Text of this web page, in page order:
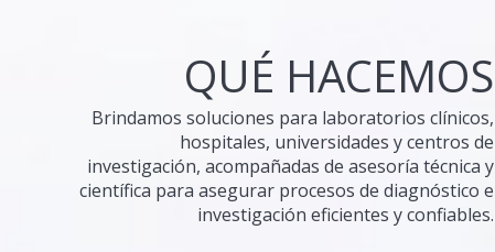
QUÉ HACEMOS
Brindamos soluciones para laboratorios clínicos,
hospitales, universidades y centros de
investigación, acompañadas de asesoría técnica y
científica para asegurar procesos de diagnóstico e
investigación eficientes y confiables.